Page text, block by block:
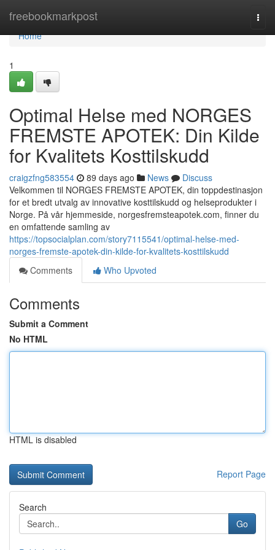
freebookmarkpost
Home
Home
1
Optimal Helse med NORGES
FREMSTE APOTEK: Din Kilde
for Kvalitets Kosttilskudd
craigzfng583554 89 days ago News
Discuss
Velkommen til NORGES FREMSTE APOTEK, din toppdestinasjon
for et bredt utvalg av innovative kosttilskudd og helseprodukter i
Norge. På vår hjemmeside, norgesfremsteapotek.com, finner du
en omfattende samling av
https://topsocialplan.com/story7115541/optimal-helse-med-
norges-fremste-apotek-din-kilde-for-kvalitets-kosttilskudd
Comments
Who Upvoted
Comments
Submit a Comment
No HTML
HTML is disabled
Report Page
Search
Go